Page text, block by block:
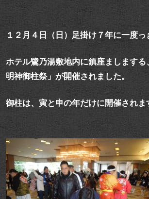
１２月４日（日）足掛け７年に一度っ
ホテル鷺乃湯敷地内に鎮座ましまする
明神御柱祭」が開催されました。
御柱は、寅と申の年だけに開催されま